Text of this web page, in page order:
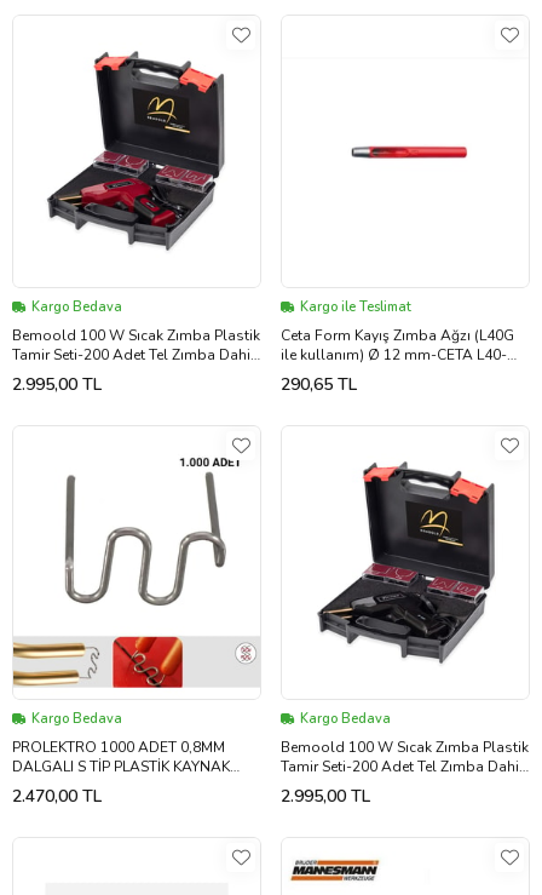
Kargo Bedava
Bemoold 100 W Sıcak Zımba Plastik
Tamir Seti-200 Adet Tel Zımba Dahil
Bordo-Siyah
2.995,00 TL
Kargo ile Teslimat
Ceta Form Kayış Zımba Ağzı (L40G
ile kullanım) Ø 12 mm-CETA L40-
12B (Kırmızı)
290,65 TL
Kargo Bedava
PROLEKTRO 1000 ADET 0,8MM
DALGALI S TİP PLASTİK KAYNAK
ZIMBA TELİ
2.470,00 TL
Kargo Bedava
Bemoold 100 W Sıcak Zımba Plastik
Tamir Seti-200 Adet Tel Zımba Dahil
Siyah-Siyah
2.995,00 TL